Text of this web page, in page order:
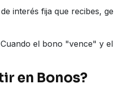
interés fija que recibes,
Cuando el bono "vence" y
en Bonos?